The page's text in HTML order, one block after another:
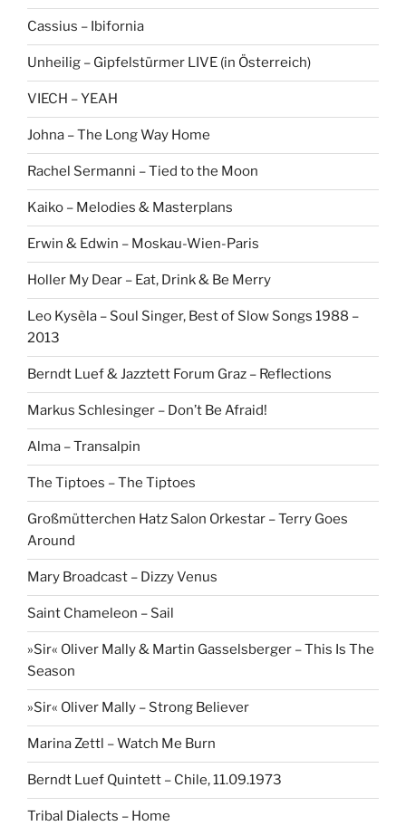
Cassius – Ibifornia
Unheilig – Gipfelstürmer LIVE (in Österreich)
VIECH – YEAH
Johna – The Long Way Home
Rachel Sermanni – Tied to the Moon
Kaiko – Melodies & Masterplans
Erwin & Edwin – Moskau-Wien-Paris
Holler My Dear – Eat, Drink & Be Merry
Leo Kysèla – Soul Singer, Best of Slow Songs 1988 –
2013
Berndt Luef & Jazztett Forum Graz – Reflections
Markus Schlesinger – Don’t Be Afraid!
Alma – Transalpin
The Tiptoes – The Tiptoes
Großmütterchen Hatz Salon Orkestar – Terry Goes
Around
Mary Broadcast – Dizzy Venus
Saint Chameleon – Sail
»Sir« Oliver Mally & Martin Gasselsberger – This Is The
Season
»Sir« Oliver Mally – Strong Believer
Marina Zettl – Watch Me Burn
Berndt Luef Quintett – Chile, 11.09.1973
Tribal Dialects – Home